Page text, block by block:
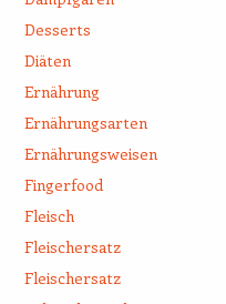
Desserts
Diäten
Ernährung
Ernährungsarten
Ernährungsweisen
Fingerfood
Fleisch
Fleischersatz
Fleischersatz